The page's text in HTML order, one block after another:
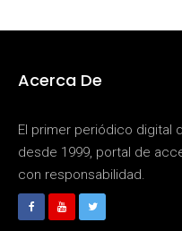
Acerca De
El primer periódico digital
desde 1999, portal de
con responsabilidad.